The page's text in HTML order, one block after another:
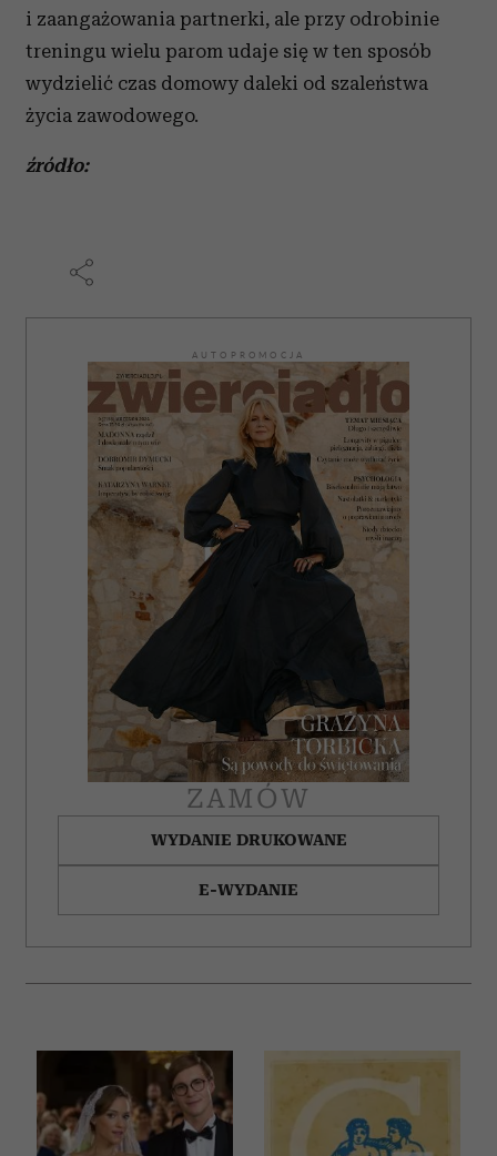
i zaangażowania partnerki, ale przy odrobinie
treningu wielu parom udaje się w ten sposób
wydzielić czas domowy daleki od szaleństwa
życia zawodowego.
źródło:
AUTOPROMOCJA
ZAMÓW
WYDANIE DRUKOWANE
E-WYDANIE